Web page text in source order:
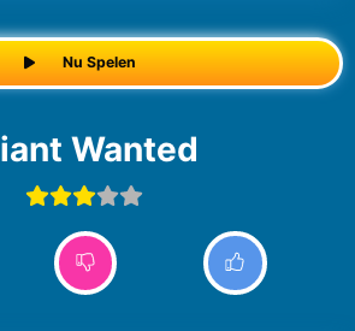
Nu Spelen
Giant Wanted